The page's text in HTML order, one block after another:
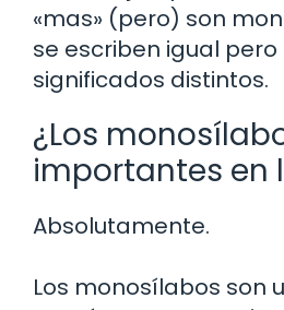
«mas» (pero) son
se escriben igual pero
significados distintos.
¿Los
importantes en
Absolutamente.
Los monosílabos son